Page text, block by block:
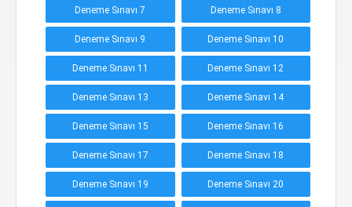
Deneme Sınavı 7 Deneme Sınavı 8
Deneme Sınavı 9 Deneme Sınavı 10
Deneme Sınavı 11 Deneme Sınavı 12
Deneme Sınavı 13 Deneme Sınavı 14
Deneme Sınavı 15 Deneme Sınavı 16
Deneme Sınavı 17 Deneme Sınavı 18
Deneme Sınavı 19 Deneme Sınavı 20